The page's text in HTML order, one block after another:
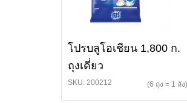
โปรบลูโอเชียน 1,800 ก.
ถุงเดี่ยว
SKU: 200212 (6 ถุง = 1 ลัง)